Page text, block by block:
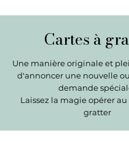
Cartes à
Une manière originale et
d'annoncer une nouvelle
demande
Laissez la magie opérer
gratter